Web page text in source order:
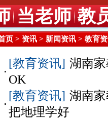
当老师 教
页 > 资讯 > 新闻资讯 > 教育
[教育资讯] 湖南
OK
[教育资讯] 湖南
把地理学好